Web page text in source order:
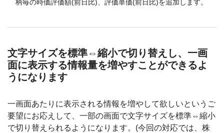
柄毎の時価評価額(前日比)、評価単価(前日比)を追加します。
文字サイズを標準⇔縮小で切り替えし、一画
面に表示する情報量を増やすことができるよ
うになります
一画面あたりに表示される情報を増やして欲しいというご
要望にお応えして、一部の画面で文字サイズを標準⇔縮小
で切り替えられるようになります。(今回の対応では、株